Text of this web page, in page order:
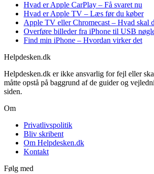
Hvad er Apple CarPlay – Få svaret nu
Hvad er Apple TV – Læs før du køber
Apple TV eller Chromecast – Hvad skal
Overføre billeder fra iPhone til USB
Find min iPhone – Hvordan virker det
Helpdesken.dk
Helpdesken.dk er ikke ansvarlig for fejl eller
måtte opstå på baggrund af de guider og
siden.
Om
Privatlivspolitik
Bliv skribent
Om Helpdesken.dk
Kontakt
Følg med